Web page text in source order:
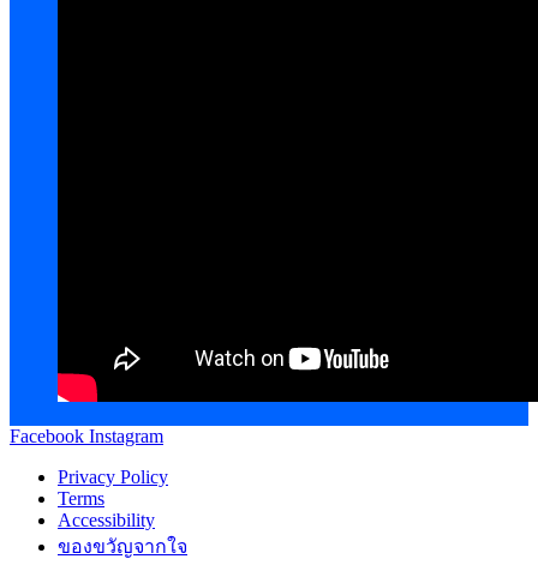
Facebook Instagram
Privacy Policy
Terms
Accessibility
ของขวัญจากใจ